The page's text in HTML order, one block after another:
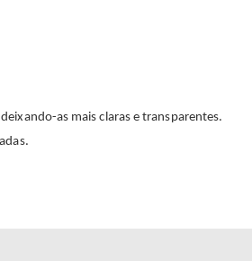
as mais claras e transparentes.